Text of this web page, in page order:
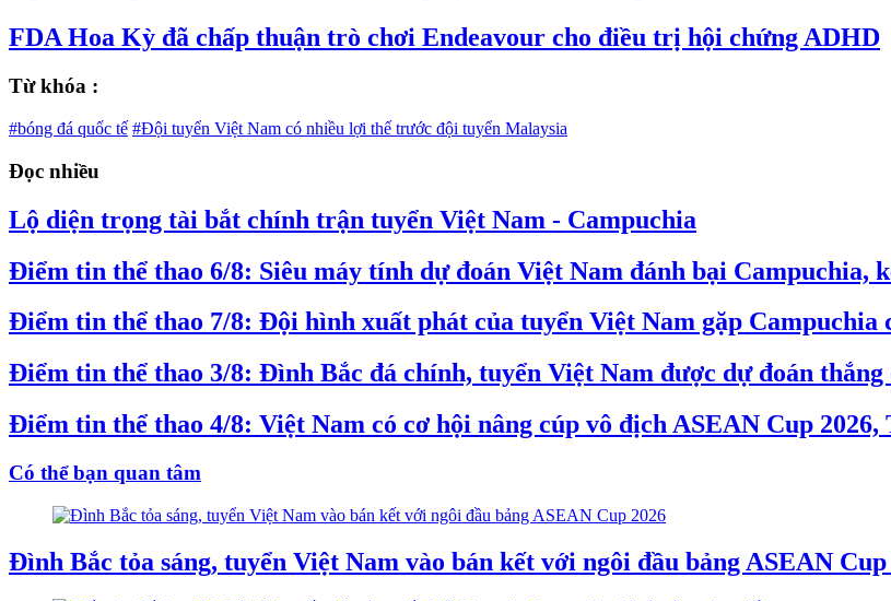
FDA Hoa Kỳ đã chấp thuận trò chơi Endeavour cho điều trị hội chứng ADHD
Từ khóa :
#bóng đá quốc tế #Đội tuyển Việt Nam có nhiều lợi thế trước đội tuyển Malaysia
Đọc nhiều
Lộ diện trọng tài bắt chính trận tuyển Việt Nam - Campuchia
Điểm tin thể thao 6/8: Siêu máy tính dự đoán Việt Nam đánh bại Campuchia,
Điểm tin thể thao 7/8: Đội hình xuất phát của tuyển Việt Nam gặp Campuchia
Điểm tin thể thao 3/8: Đình Bắc đá chính, tuyển Việt Nam được dự đoán thắng
Điểm tin thể thao 4/8: Việt Nam có cơ hội nâng cúp vô địch ASEAN Cup
Có thể bạn quan tâm
Đình Bắc tỏa sáng, tuyển Việt Nam vào bán kết với ngôi đầu bảng ASEAN Cup